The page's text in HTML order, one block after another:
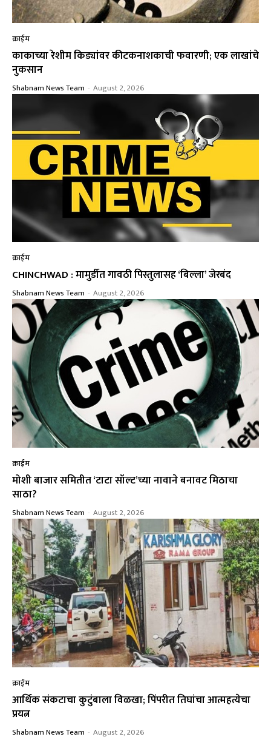
क्राईम
काकाच्या रेशीम किड्यांवर कीटकनाशकाची फवारणी; एक लाखांचे
नुकसान
Shabnam News Team - August 2, 2026
क्राईम
CHINCHWAD : मामुर्डीत गावठी पिस्तुलासह ‘बिल्ला’ जेरबंद
Shabnam News Team - August 2, 2026
क्राईम
मोशी बाजार समितीत ‘टाटा सॉल्ट’च्या नावाने बनावट मिठाचा
साठा?
Shabnam News Team - August 2, 2026
क्राईम
आर्थिक संकटाचा कुटुंबाला विळखा; पिंपरीत तिघांचा आत्महत्येचा
प्रयत्न
Shabnam News Team - August 2, 2026